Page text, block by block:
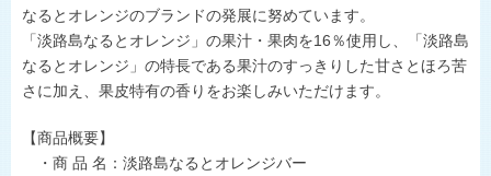
なるとオレンジのブランドの発展に努めています。
「淡路島なるとオレンジ」の果汁・果肉を16％使用し、「淡路島
なるとオレンジ」の特長である果汁のすっきりした甘さとほろ苦
さに加え、果皮特有の香りをお楽しみいただけます。
【商品概要】
・商 品 名：淡路島なるとオレンジバー